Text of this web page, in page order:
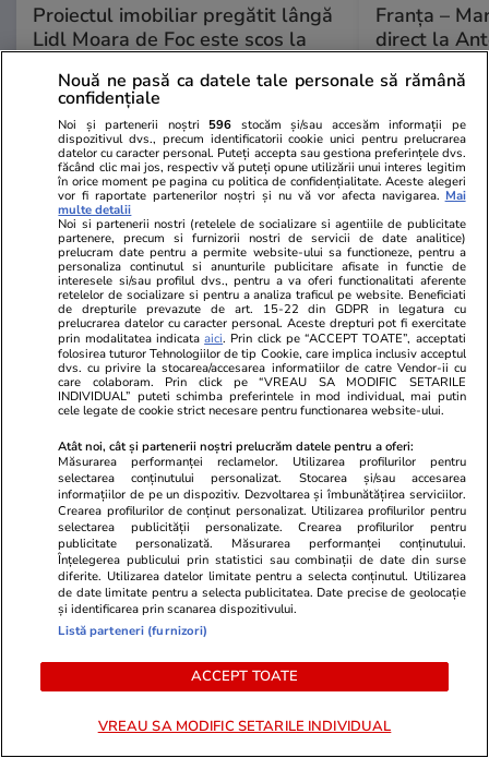
Proiectul imobiliar pregătit lângă
Lidl Moara de Foc este scos la
asociat în piață cu un alt proiect
de anvergură
Franţa –
direct la
ULTIMELE ȘTIRI
Fotbal 00:08
LIVE TEXT CM 2026, sferturi: Franța a fost
ținută în șah de Maroc în prima repriză, iar
Mbappe a ratat un penalty
Știri Externe 09 iul.
Aproximativ 1,6 milioane de copii ucraineni
sunt supuși îndoctrinării și militarizării ruse:
„Este o infracțiune de război” / Raport OSCE
Fotbal 09 iul.
Erling Haaland, noua obsesie a americanilor.
Cum a ajuns starul Norvegiei unul dintre cei
mai populari sportivi din SUA
Nouă ne pasă ca datele tale personale să rămână
confidențiale
Noi și partenerii noștri 596 stocăm și/sau accesăm informații pe
dispozitivul dvs., precum identificatorii cookie unici pentru prelucrarea
datelor cu caracter personal. Puteți accepta sau gestiona preferințele dvs.
făcând clic mai jos, respectiv vă puteți opune utilizării unui interes legitim
în orice moment pe pagina cu politica de confidențialitate. Aceste alegeri
vor fi raportate partenerilor noștri și nu vă vor afecta navigarea. Mai
multe detalii
Noi si partenerii nostri (retelele de socializare si agentiile de publicitate
partenere, precum si furnizorii nostri de servicii de date analitice)
prelucram date pentru a permite website-ului sa functioneze, pentru a
personaliza continutul si anunturile publicitare afisate in functie de
interesele si/sau profilul dvs., pentru a va oferi functionalitati aferente
retelelor de socializare si pentru a analiza traficul pe website. Beneficiati
de drepturile prevazute de art. 15-22 din GDPR in legatura cu
prelucrarea datelor cu caracter personal. Aceste drepturi pot fi exercitate
prin modalitatea indicataaici. Prin click pe “ACCEPT TOATE”, acceptati
folosirea tuturor Tehnologiilor de tip Cookie, care implica inclusiv acceptul
dvs. cu privire la stocarea/accesarea informatiilor de catre Vendor-ii cu
care colaboram. Prin click pe “VREAU SA MODIFIC SETARILE
INDIVIDUAL” puteti schimba preferintele in mod individual, mai putin
cele legate de cookie strict necesare pentru functionarea website-ului.
Atât noi, cât și partenerii noștri prelucrăm datele pentru a oferi:
Măsurarea performanței reclamelor. Utilizarea profilurilor pentru
selectarea conținutului personalizat. Stocarea și/sau accesarea
informațiilor de pe un dispozitiv. Dezvoltarea și îmbunătățirea serviciilor.
Crearea profilurilor de conținut personalizat. Utilizarea profilurilor pentru
selectarea publicității personalizate. Crearea profilurilor pentru
publicitate personalizată. Măsurarea performanței conținutului.
Înțelegerea publicului prin statistici sau combinații de date din surse
diferite. Utilizarea datelor limitate pentru a selecta conținutul. Utilizarea
de date limitate pentru a selecta publicitatea. Date precise de geolocație
și identificarea prin scanarea dispozitivului.
Listă parteneri (furnizori)
ACCEPT TOATE
VREAU SA MODIFIC SETARILE INDIVIDUAL